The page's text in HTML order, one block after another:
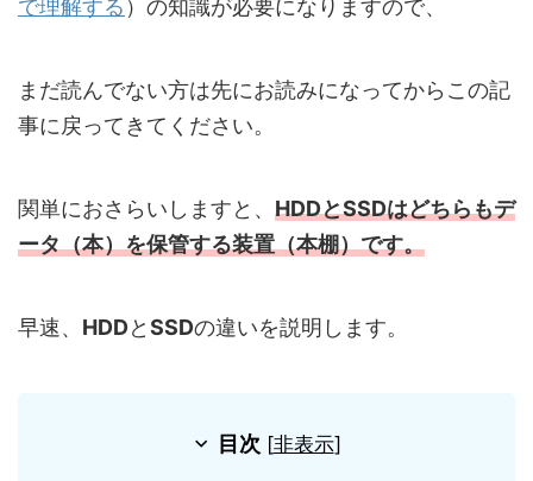
で理解する ）の知識が必要になりますので、
まだ読んでない方は先にお読みになってからこの記
事に戻ってきてください。
関単におさらいしますと、 HDDとSSDはどちらもデ
ータ（本）を保管する装置（本棚）です。
早速、 HDDとSSDの違いを説明します。
目次 [非表示]